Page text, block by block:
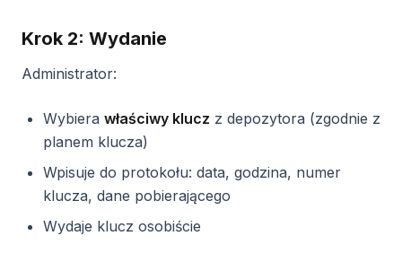
Krok 2: Wydanie
Administrator:
Wybiera właściwy klucz z depozytora (zgodnie z
planem klucza)
Wpisuje do protokołu: data, godzina, numer
klucza, dane pobierającego
Wydaje klucz osobiście